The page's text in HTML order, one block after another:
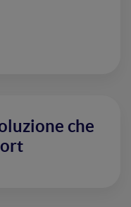
che